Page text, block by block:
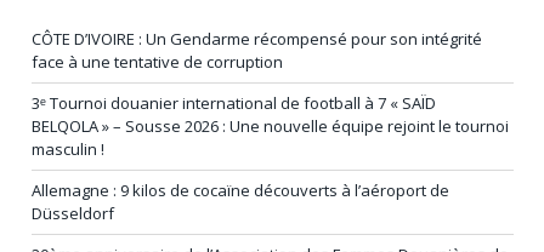
CÔTE D’IVOIRE : Un Gendarme récompensé pour son intégrité
face à une tentative de corruption
3ᵉ Tournoi douanier international de football à 7 « SAÏD
BELQOLA » – Sousse 2026 : Une nouvelle équipe rejoint le tournoi
masculin !
Allemagne : 9 kilos de cocaïne découverts à l’aéroport de
Düsseldorf